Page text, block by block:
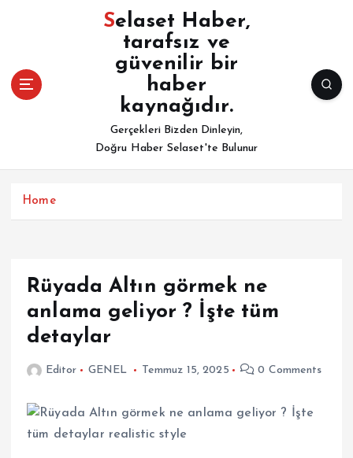
l
Selaset Haber,
tarafsız ve
güvenilir bir
haber
kaynağıdır.
Gerçekleri Bizden Dinleyin,
Doğru Haber Selaset'te Bulunur
Home
Rüyada Altın görmek ne
anlama geliyor ? İşte tüm
detaylar
Editor GENEL Temmuz 15, 2025 0 Comments